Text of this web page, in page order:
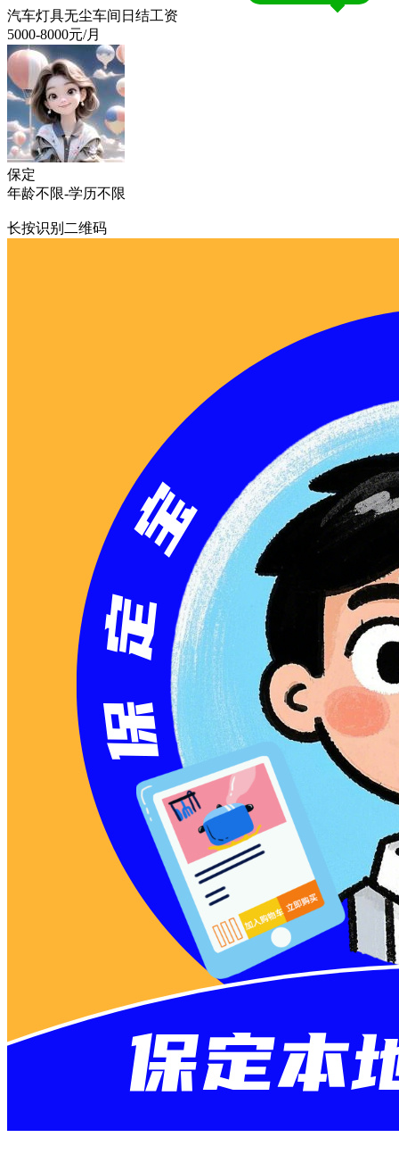
汽车灯具无尘车间日结工资
5000-8000元/月
保定
年龄不限-学历不限
长按识别二维码